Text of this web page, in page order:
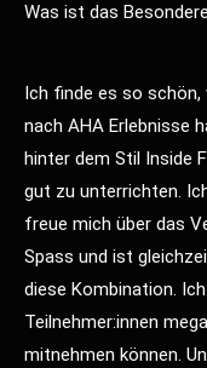
Was ist das
Ich finde es so schön,
nach AHA Erlebnisse
hinter dem Stil Inside
gut zu unterrichten.
freue mich über das
Spass und ist
diese Kombination.
Teilnehmer:innen
mitnehmen können.